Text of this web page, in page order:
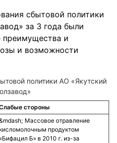
сбытовой политики
за 3 года были
и
и возможности
политики АО «Якутский
стороны
Массовое отравление
кисломолочным продуктом
«Бифацил Б» в 2010 г. из-за